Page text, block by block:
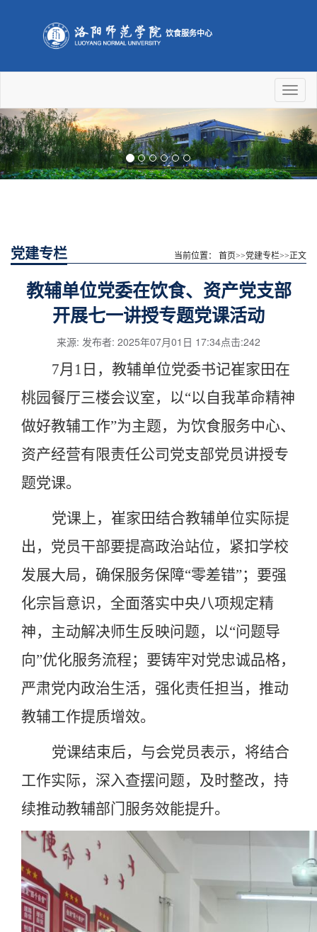
饮食服务中心
Previous
党建专栏 当前位置： 首页>>党建专栏>>正文
教辅单位党委在饮食、资产党支部
开展七一讲授专题党课活动
来源: 发布者: 2025年07月01日 17:34点击:242
7月 1 日，教辅单位党委书记崔家田在
桃园餐厅三楼会议室，以“以自我革命精神
做好教辅工作”为主题，为饮食服务中心、
资产经营有限责任公司党支部党员讲授专
题党课。
党课上，崔家田结合教辅单位实际提
出，党员干部要提高政治站位，紧扣学校
发展大局，确保服务保障“零差错”；要强
化宗旨意识，全面落实中央八项规定精
神，主动解决师生反映问题，以“问题导
向”优化服务流程；要铸牢对党忠诚品格，
严肃党内政治生活，强化责任担当，推动
教辅工作提质增效。
党课结束后，与会党员表示，将结合
工作实际，深入查摆问题，及时整改，持
续推动教辅部门服务效能提升。